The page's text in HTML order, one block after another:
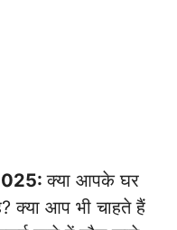
क्या आपके घर
क्या आप भी चाहते हैं